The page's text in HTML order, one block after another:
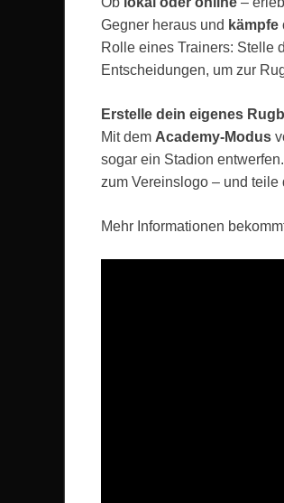
Gegner heraus und kämpfe
Rolle eines Trainers: Stelle
Entscheidungen, um zur
Erstelle dein eigenes
Mit dem Academy-Modus
sogar ein Stadion
zum Vereinslogo – und
Mehr Informationen